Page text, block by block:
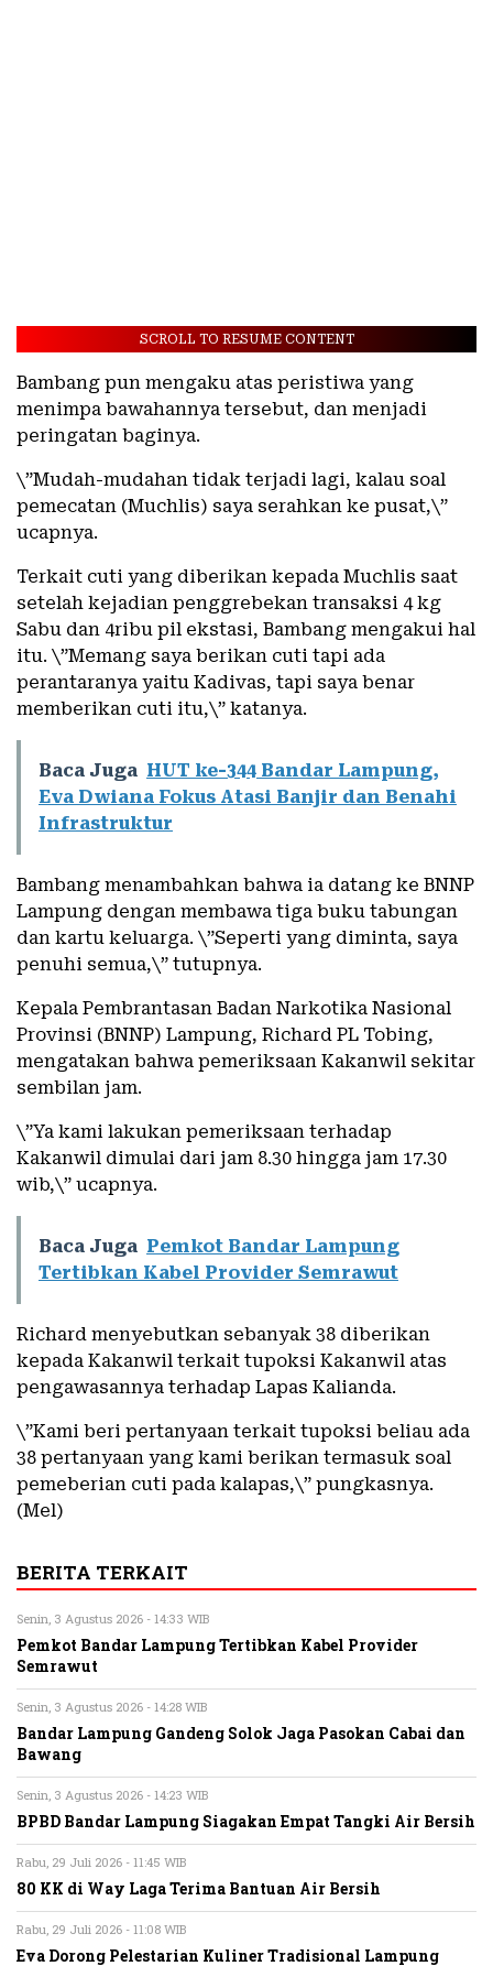
SCROLL TO RESUME CONTENT
Bambang pun mengaku atas peristiwa yang
menimpa bawahannya tersebut, dan menjadi
peringatan baginya.
\”Mudah-mudahan tidak terjadi lagi, kalau soal
pemecatan (Muchlis) saya serahkan ke pusat,\”
ucapnya.
Terkait cuti yang diberikan kepada Muchlis saat
setelah kejadian penggrebekan transaksi 4 kg
Sabu dan 4ribu pil ekstasi, Bambang mengakui hal
itu. \”Memang saya berikan cuti tapi ada
perantaranya yaitu Kadivas, tapi saya benar
memberikan cuti itu,\” katanya.
Baca Juga HUT ke-344 Bandar Lampung,
Eva Dwiana Fokus Atasi Banjir dan Benahi
Infrastruktur
Bambang menambahkan bahwa ia datang ke BNNP
Lampung dengan membawa tiga buku tabungan
dan kartu keluarga. \”Seperti yang diminta, saya
penuhi semua,\” tutupnya.
Kepala Pembrantasan Badan Narkotika Nasional
Provinsi (BNNP) Lampung, Richard PL Tobing,
mengatakan bahwa pemeriksaan Kakanwil sekitar
sembilan jam.
\”Ya kami lakukan pemeriksaan terhadap
Kakanwil dimulai dari jam 8.30 hingga jam 17.30
wib,\” ucapnya.
Baca Juga Pemkot Bandar Lampung
Tertibkan Kabel Provider Semrawut
Richard menyebutkan sebanyak 38 diberikan
kepada Kakanwil terkait tupoksi Kakanwil atas
pengawasannya terhadap Lapas Kalianda.
\”Kami beri pertanyaan terkait tupoksi beliau ada
38 pertanyaan yang kami berikan termasuk soal
pemeberian cuti pada kalapas,\” pungkasnya.
(Mel)
BERITA TERKAIT
Senin, 3 Agustus 2026 - 14:33 WIB
Pemkot Bandar Lampung Tertibkan Kabel Provider
Semrawut
Senin, 3 Agustus 2026 - 14:28 WIB
Bandar Lampung Gandeng Solok Jaga Pasokan Cabai dan
Bawang
Senin, 3 Agustus 2026 - 14:23 WIB
BPBD Bandar Lampung Siagakan Empat Tangki Air Bersih
Rabu, 29 Juli 2026 - 11:45 WIB
80 KK di Way Laga Terima Bantuan Air Bersih
Rabu, 29 Juli 2026 - 11:08 WIB
Eva Dorong Pelestarian Kuliner Tradisional Lampung